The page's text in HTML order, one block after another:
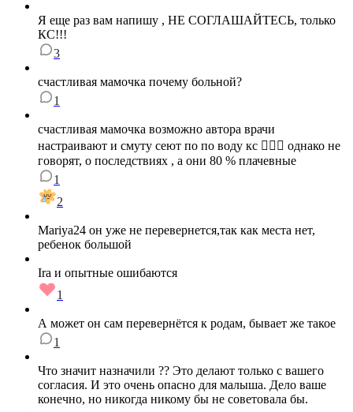
Я еще раз вам напишу , НЕ СОГЛАШАЙТЕСЬ, только
КС!!!
3
счастливая мамочка почему больной?
1
счастливая мамочка возможно автора врачи
настраивают и смуту сеют по по воду кс 🤦🏽‍♀️ однако не
говорят, о последствиях , а они 80 % плачевные
1
2
Mariya24 он уже не перевернется,так как места нет,
ребенок большой
Ira и опытные ошибаются
1
А может он сам перевернётся к родам, бывает же такое
1
Что значит назначили ?? Это делают только с вашего
согласия. И это очень опасно для малыша. Дело ваше
конечно, но никогда никому бы не советовала бы.